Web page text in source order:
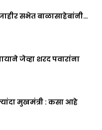
सभेत बाळासाहेबांनी…
जेव्हा शरद पवारांना
मुखमंत्री : कसा आहे